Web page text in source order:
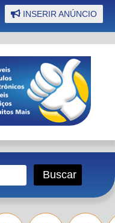
INSERIR ANÚNCIO